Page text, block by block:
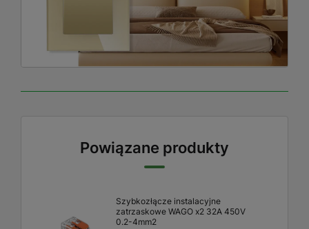
Powiązane produkty
Szybkozłącze instalacyjne
zatrzaskowe WAGO x2 32A 450V
0.2-4mm2